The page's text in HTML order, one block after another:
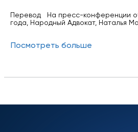
Народного Адвоката
сделанными в адрес
Перевод На пресс-конференции
года, Народный Адвокат, Наталья
подвергла жесткой критике
ей при ее…
Посмотреть больше